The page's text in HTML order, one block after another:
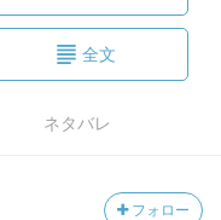
全文
ネタバレ
フォロー